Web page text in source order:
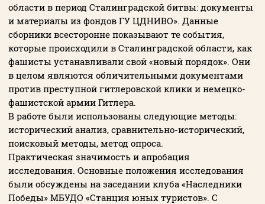
области в период Сталинградской битвы: документы
и материалы из фондов ГУ ЦДНИВО». Данные
сборники всесторонне показывают те события,
которые происходили в Сталинградской области, как
фашисты устанавливали свой «новый порядок». Они
в целом являются обличительными документами
против преступной гитлеровской клики и немецко-
фашистской армии Гитлера.
В работе были использованы следующие методы:
исторический анализ, сравнительно-исторический,
поисковый методы, метод опроса.
Практическая значимость и апробация
исследования. Основные положения исследования
были обсуждены на заседании клуба «Наследники
Победы» МБУДО «Станция юных туристов». С